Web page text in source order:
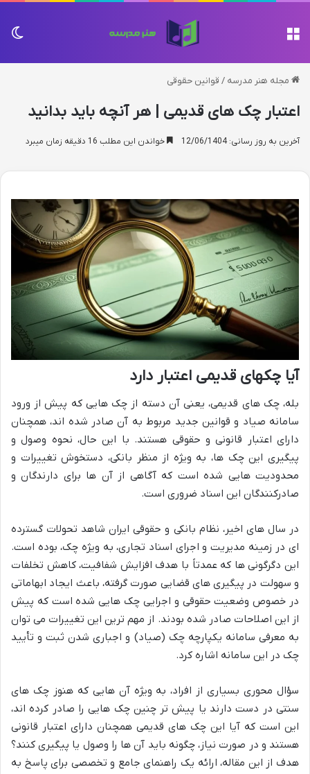
مجله هنر مدرسه / قوانین حقوقی
اعتبار چک های قدیمی | هر آنچه باید بدانید
آخرین به روز رسانی: 12/06/1404 خواندن این مطلب 16 دقیقه زمان میبرد
آیا چکهای قدیمی اعتبار دارد
بله، چک های قدیمی، یعنی آن دسته از چک هایی که پیش از ورود
سامانه صیاد و قوانین جدید مربوط به آن صادر شده اند، همچنان
دارای اعتبار قانونی و حقوقی هستند. با این حال، نحوه وصول و
پیگیری این چک ها، به ویژه از منظر بانکی، دستخوش تغییرات و
محدودیت هایی شده است که آگاهی از آن ها برای دارندگان و
صادرکنندگان این اسناد ضروری است.
در سال های اخیر، نظام بانکی و حقوقی ایران شاهد تحولات گسترده
ای در زمینه مدیریت و اجرای اسناد تجاری، به ویژه چک، بوده است.
این دگرگونی ها که عمدتاً با هدف افزایش شفافیت، کاهش تخلفات
و سهولت در پیگیری های قضایی صورت گرفته، باعث ایجاد ابهاماتی
در خصوص وضعیت حقوقی و اجرایی چک هایی شده است که پیش
از این اصلاحات صادر شده بودند. از مهم ترین این تغییرات می توان
به معرفی سامانه یکپارچه چک (صیاد) و اجباری شدن ثبت و تأیید
چک در این سامانه اشاره کرد.
سؤال محوری بسیاری از افراد، به ویژه آن هایی که هنوز چک های
سنتی در دست دارند یا پیش تر چنین چک هایی را صادر کرده اند،
این است که آیا این چک های قدیمی همچنان دارای اعتبار قانونی
هستند و در صورت نیاز، چگونه باید آن ها را وصول یا پیگیری کنند؟
هدف از این مقاله، ارائه یک راهنمای جامع و تخصصی برای پاسخ به